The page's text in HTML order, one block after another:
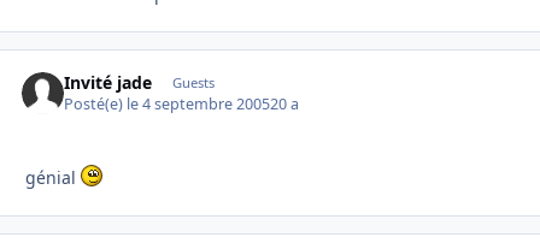
Invité jade Guests
Posté(e) le 4 septembre 200520 a
génial